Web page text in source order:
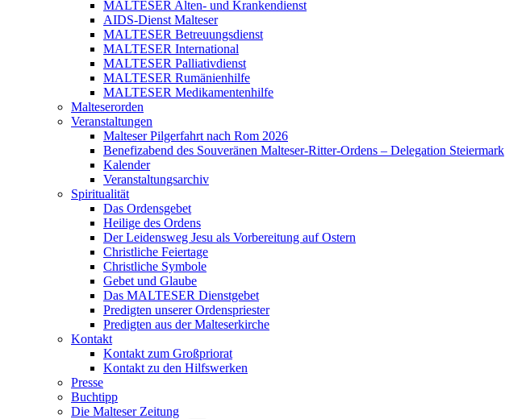
MALTESER Alten- und Krankendienst
AIDS-Dienst Malteser
MALTESER Betreuungsdienst
MALTESER International
MALTESER Palliativdienst
MALTESER Rumänienhilfe
MALTESER Medikamentenhilfe
Malteserorden
Veranstaltungen
Malteser Pilgerfahrt nach Rom 2026
Benefizabend des Souveränen Malteser-Ritter-Ordens – Delegation Steiermark
Kalender
Veranstaltungsarchiv
Spiritualität
Das Ordensgebet
Heilige des Ordens
Der Leidensweg Jesu als Vorbereitung auf Ostern
Christliche Feiertage
Christliche Symbole
Gebet und Glaube
Das MALTESER Dienstgebet
Predigten unserer Ordenspriester
Predigten aus der Malteserkirche
Kontakt
Kontakt zum Großpriorat
Kontakt zu den Hilfswerken
Presse
Buchtipp
Die Malteser Zeitung